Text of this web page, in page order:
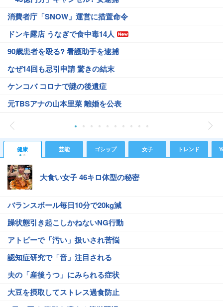
消費者庁「SNOW」運営に措置命令
ドンキ露店 うなぎで食中毒14人
90歳患者を殴る? 看護助手を逮捕
なぜ14回も忌引申請 驚きの結末
ケンコバ コロナで謎の後遺症
元TBSアナの山本里菜 離婚を公表
健康 芸能 ゴシップ 女子 トレンド
大食い女子 46キロ体型の秘密
バランスボール毎日10分で20kg減
躁状態引き起こしかねないNG行動
アトピーで「汚い」扱いされ苦悩
認知症研究で「音」注目される
夫の「産後うつ」にみられる症状
大豆を摂取してストレス過食防止